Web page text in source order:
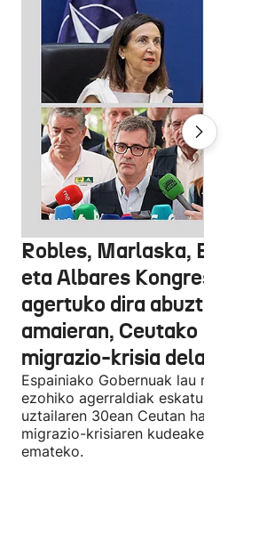
Robles, Marlaska, Bolaños
eta Albares Kongresuan
agertuko dira abuztuaren
amaieran, Ceutako
migrazio-krisia dela eta
Espainiako Gobernuak lau ministroen
ezohiko agerraldiak eskatu ditu,
uztailaren 30ean Ceutan hasitako
migrazio-krisiaren kudeaketaren berri
emateko.